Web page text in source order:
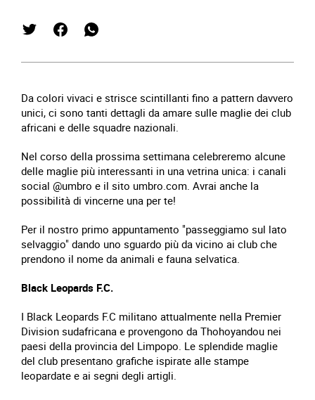
Da colori vivaci e strisce scintillanti fino a pattern davvero
unici, ci sono tanti dettagli da amare sulle maglie dei club
africani e delle squadre nazionali.
Nel corso della prossima settimana celebreremo alcune
delle maglie più interessanti in una vetrina unica: i canali
social @umbro e il sito umbro.com. Avrai anche la
possibilità di vincerne una per te!
Per il nostro primo appuntamento "passeggiamo sul lato
selvaggio" dando uno sguardo più da vicino ai club che
prendono il nome da animali e fauna selvatica.
Black Leopards F.C.
I Black Leopards F.C militano attualmente nella Premier
Division sudafricana e provengono da Thohoyandou nei
paesi della provincia del Limpopo. Le splendide maglie
del club presentano grafiche ispirate alle stampe
leopardate e ai segni degli artigli.